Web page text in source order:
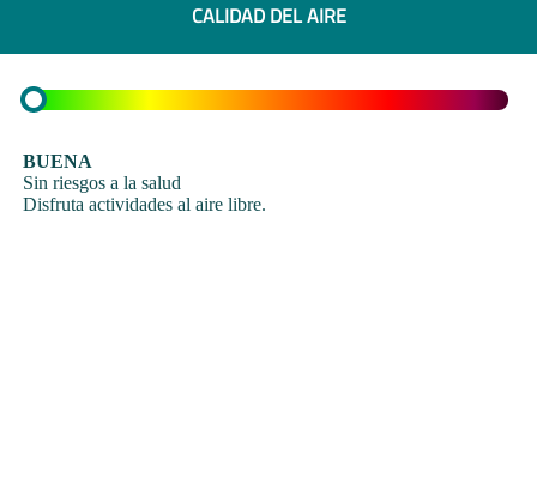
CALIDAD DEL AIRE
BUENA
Sin riesgos a la salud
Disfruta actividades al aire libre.